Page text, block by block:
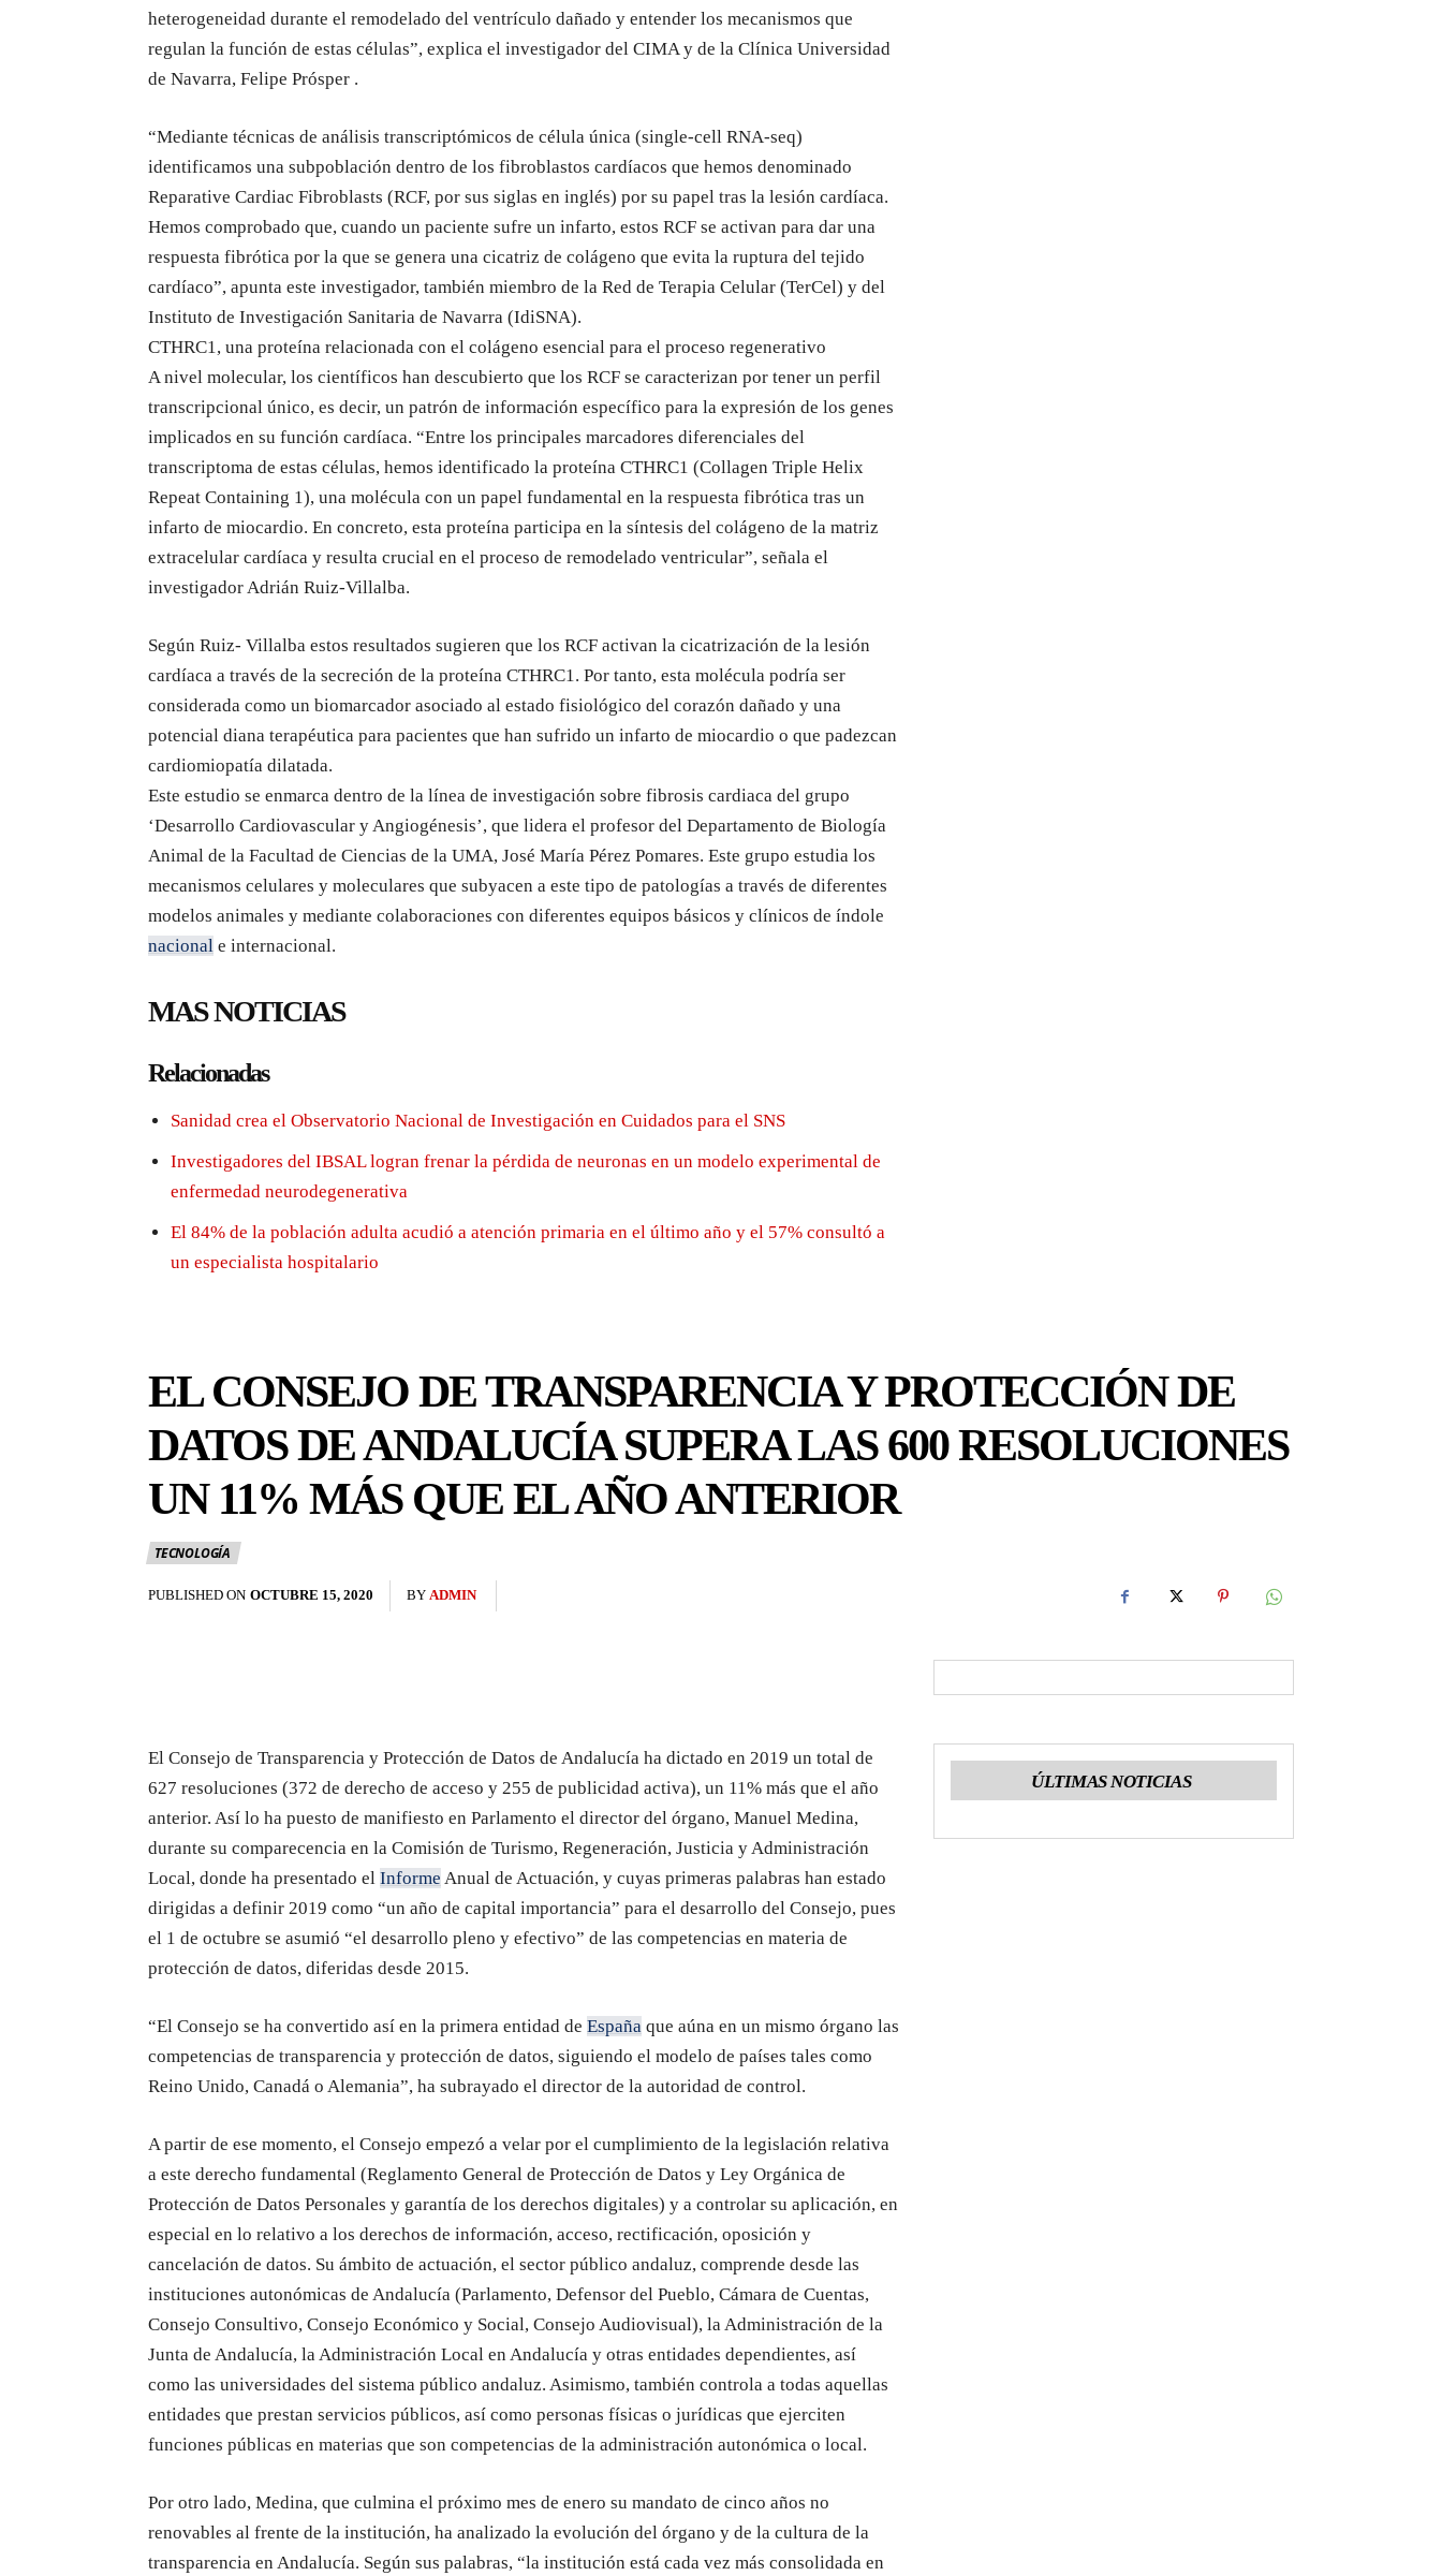
heterogeneidad durante el remodelado del ventrículo dañado y entender los mecanismos que
regulan la función de estas células”, explica el investigador del CIMA y de la Clínica Universidad
de Navarra, Felipe Prósper .
“Mediante técnicas de análisis transcriptómicos de célula única (single-cell RNA-seq)
identificamos una subpoblación dentro de los fibroblastos cardíacos que hemos denominado
Reparative Cardiac Fibroblasts (RCF, por sus siglas en inglés) por su papel tras la lesión cardíaca.
Hemos comprobado que, cuando un paciente sufre un infarto, estos RCF se activan para dar una
respuesta fibrótica por la que se genera una cicatriz de colágeno que evita la ruptura del tejido
cardíaco”, apunta este investigador, también miembro de la Red de Terapia Celular (TerCel) y del
Instituto de Investigación Sanitaria de Navarra (IdiSNA).
CTHRC1, una proteína relacionada con el colágeno esencial para el proceso regenerativo
A nivel molecular, los científicos han descubierto que los RCF se caracterizan por tener un perfil
transcripcional único, es decir, un patrón de información específico para la expresión de los genes
implicados en su función cardíaca. “Entre los principales marcadores diferenciales del
transcriptoma de estas células, hemos identificado la proteína CTHRC1 (Collagen Triple Helix
Repeat Containing 1), una molécula con un papel fundamental en la respuesta fibrótica tras un
infarto de miocardio. En concreto, esta proteína participa en la síntesis del colágeno de la matriz
extracelular cardíaca y resulta crucial en el proceso de remodelado ventricular”, señala el
investigador Adrián Ruiz-Villalba.
Según Ruiz- Villalba estos resultados sugieren que los RCF activan la cicatrización de la lesión
cardíaca a través de la secreción de la proteína CTHRC1. Por tanto, esta molécula podría ser
considerada como un biomarcador asociado al estado fisiológico del corazón dañado y una
potencial diana terapéutica para pacientes que han sufrido un infarto de miocardio o que padezcan
cardiomiopatía dilatada.
Este estudio se enmarca dentro de la línea de investigación sobre fibrosis cardiaca del grupo
‘Desarrollo Cardiovascular y Angiogénesis’, que lidera el profesor del Departamento de Biología
Animal de la Facultad de Ciencias de la UMA, José María Pérez Pomares. Este grupo estudia los
mecanismos celulares y moleculares que subyacen a este tipo de patologías a través de diferentes
modelos animales y mediante colaboraciones con diferentes equipos básicos y clínicos de índole
nacional e internacional.
MAS NOTICIAS
Relacionadas
Sanidad crea el Observatorio Nacional de Investigación en Cuidados para el SNS
Investigadores del IBSAL logran frenar la pérdida de neuronas en un modelo experimental de
enfermedad neurodegenerativa
El 84% de la población adulta acudió a atención primaria en el último año y el 57% consultó a
un especialista hospitalario